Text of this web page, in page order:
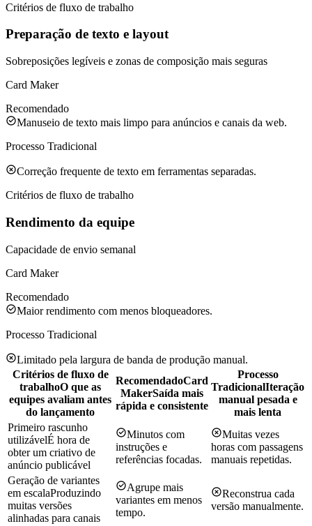
Critérios de fluxo de trabalho
Preparação de texto e layout
Sobreposições legíveis e zonas de composição mais seguras
Card Maker
Recomendado
Manuseio de texto mais limpo para anúncios e canais da web.
Processo Tradicional
Correção frequente de texto em ferramentas separadas.
Critérios de fluxo de trabalho
Rendimento da equipe
Capacidade de envio semanal
Card Maker
Recomendado
Maior rendimento com menos bloqueadores.
Processo Tradicional
Limitado pela largura de banda de produção manual.
Critérios de fluxo de
trabalhoO que as
equipes avaliam antes
do lançamento
RecomendadoCard
MakerSaída mais
rápida e consistente
Processo
TradicionalIteração
manual pesada e
mais lenta
Primeiro rascunho
utilizávelÉ hora de
obter um criativo de
anúncio publicável
Minutos com
instruções e
referências focadas.
Muitas vezes
horas com passagens
manuais repetidas.
Geração de variantes
em escalaProduzindo
muitas versões
alinhadas para canais
Agrupe mais
variantes em menos
tempo.
Reconstrua cada
versão manualmente.